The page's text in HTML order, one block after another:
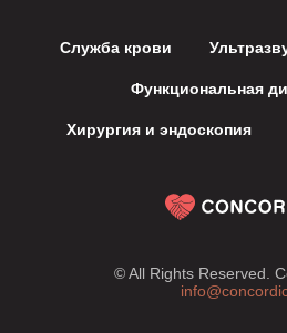
Служба крови
Функциональная
Хирургия и эндоскопия
© All Rights Reserved.